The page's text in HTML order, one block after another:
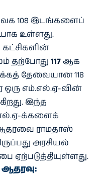
108 இடங்களைப்
உள்ளது.
கட்சிகளின்
தற்போது 117ஆக
தேவையான 118
எம்.எல்.ஏ-வின்
இந்த
க்களைக்
ராமதாஸ்
அரசியல்
ஏற்படுத்தியுள்ளது.